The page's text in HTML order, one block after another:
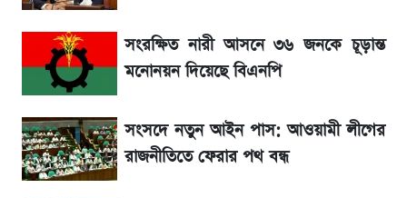
বিনিয়োগের আগে cash flowদেখবেন কেন?
আগামীকালই স্পষ্ট হবে এসএসসি ফল প্রকাশের
তারিখ
সংরক্ষিত নারী আসনে ৩৬ জনকে চূড়ান্ত
মনোনয়ন দিয়েছে বিএনপি
সংসদে নতুন আইন পাস: আওয়ামী লীগের
রাজনীতিতে ফেরার পথ বন্ধ